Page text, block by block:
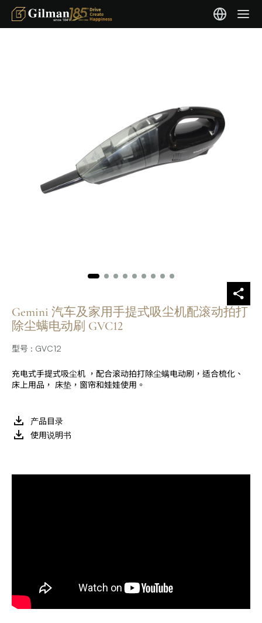
Gemini 汽车及家用手提式吸尘机配滚动拍打
除尘螨电动刷 GVC12
型号 : GVC12
充电式手提式吸尘机 ，配合滚动拍打除尘螨电动刷，适合梳化、
床上用品， 床垫，窗帘和娃娃使用。
产品目录
使用说明书